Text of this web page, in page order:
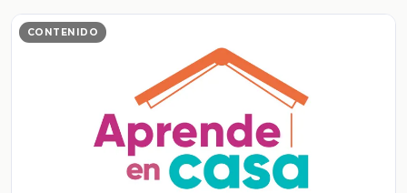
CONTENIDO